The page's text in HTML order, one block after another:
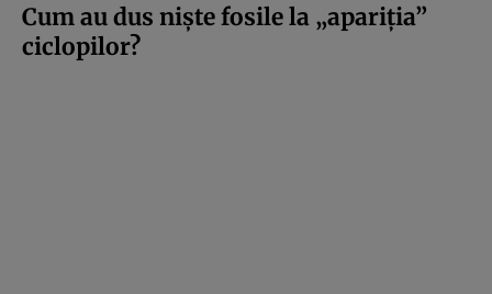
Cum au dus niște fosile la „apariția”
ciclopilor?